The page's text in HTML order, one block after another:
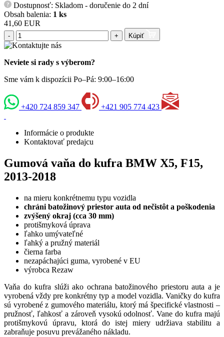
?
Dostupnosť: Skladom - doručenie do 2 dní
Obsah balenia: 1 ks
41,60 EUR
- + Kúpiť
Neviete si rady s výberom?
Sme vám k dispozícii Po–Pá: 9:00–16:00
+420 724 859 347 +421 905 774 423
Informácie o produkte
Kontaktovať predajcu
Gumová vaňa do kufra BMW X5, F15,
2013-2018
na mieru konkrétnemu typu vozidla
chráni batožinový priestor auta od nečistôt a poškodenia
zvýšený okraj (cca 30 mm)
protišmyková úprava
ľahko umývateľné
ľahký a pružný materiál
čierna farba
nezapáchajúci guma, vyrobené v EU
výrobca Rezaw
Vaňa do kufra slúži ako ochrana batožinového priestoru auta a je
vyrobená vždy pre konkrétny typ a model vozidla. Vaničky do kufra
sú vyrobené z gumového materiálu, ktorý má špecifické vlastnosti –
pružnosť, ľahkosť a zároveň vysokú odolnosť. Vane do kufra majú
protišmykovú úpravu, ktorá do istej miery udržiava stabilitu a
zabraňuje posuvu prevážaného nákladu.